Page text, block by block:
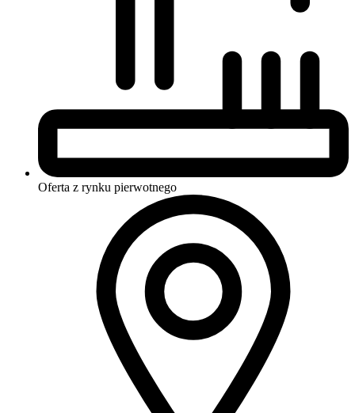
Oferta z rynku pierwotnego